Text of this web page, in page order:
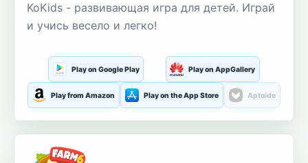
KoKids - развивающая игра для детей. Играй
и учись весело и легко!
Play on Google Play Play on AppGallery
Play from Amazon Play on the App Store Aptoide